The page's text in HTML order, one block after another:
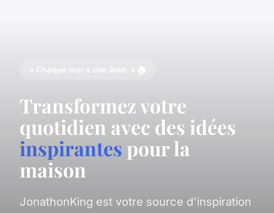
« Chaque mur a une âme. » 🏠
Transformez votre
quotidien avec des idées
inspirantes pour la
maison
JonathonKing est votre source d'inspiration